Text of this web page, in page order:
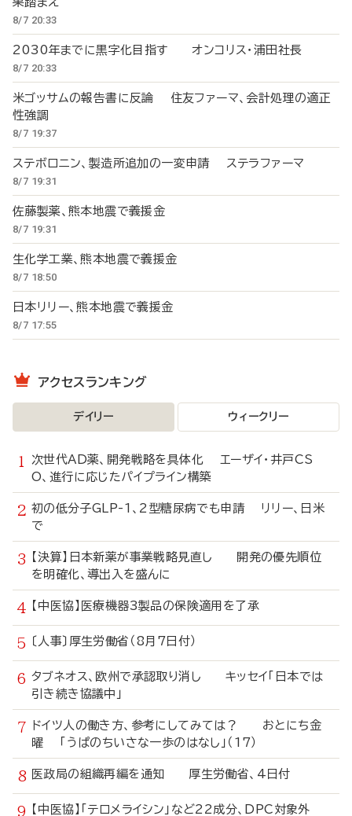
8/7 20:33
2030年までに黒字化目指す オンコリス・浦田社長
8/7 20:33
米ゴッサムの報告書に反論 住友ファーマ、会計処理の適正
性強調
8/7 19:37
ステボロニン、製造所追加の一変申請 ステラファーマ
8/7 19:31
佐藤製薬、熊本地震で義援金
8/7 19:31
生化学工業、熊本地震で義援金
8/7 18:50
日本リリー、熊本地震で義援金
8/7 17:55
アクセスランキング
デイリー ウィークリー
次世代AD薬、開発戦略を具体化 エーザイ・井戸CS
O、進行に応じたパイプライン構築
初の低分子GLP-1、2型糖尿病でも申請 リリー、日米
で
【決算】日本新薬が事業戦略見直し 開発の優先順位
を明確化、導出入を盛んに
【中医協】医療機器3製品の保険適用を了承
〔人事〕厚生労働省（8月7日付）
タブネオス、欧州で承認取り消し キッセイ「日本では
引き続き協議中」
ドイツ人の働き方、参考にしてみては？ おとにち金
曜 「うぱのちいさな一歩のはなし」（17）
医政局の組織再編を通知 厚生労働省、4日付
【中医協】「テロメライシン」など22成分、DPC対象外